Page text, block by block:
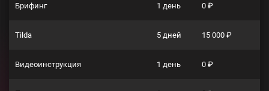
Брифинг 1 день 0 ₽
Tilda 5 дней 15 000 ₽
Видеоинструкция 1 день 0 ₽